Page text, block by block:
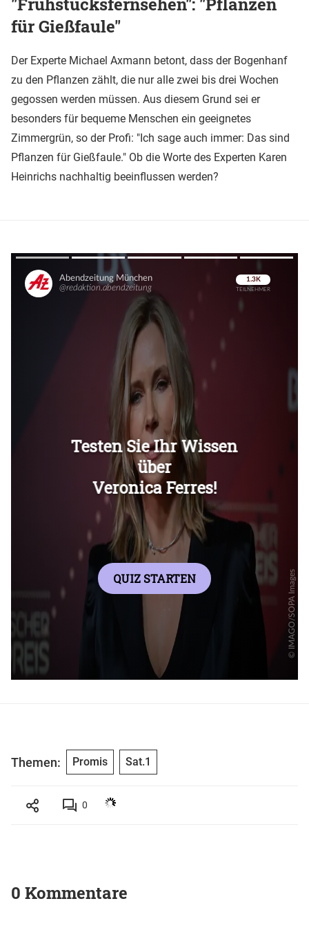
für Gießfaule"
Der Experte Michael Axmann betont, dass der Bogenhanf
zu den Pflanzen zählt, die nur alle zwei bis drei Wochen
gegossen werden müssen. Aus diesem Grund sei er
besonders für bequeme Menschen ein geeignetes
Zimmergrün, so der Profi: "Ich sage auch immer: Das sind
Pflanzen für Gießfaule." Ob die Worte des Experten Karen
Heinrichs nachhaltig beeinflussen werden?
Überspringen
Themen: Promis Sat.1
0
0 Kommentare